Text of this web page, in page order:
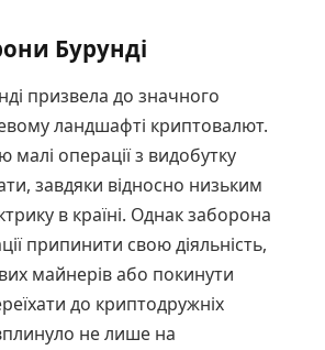
Бурунді
призвела до значного
ландшафті криптовалют.
операції з видобутку
завдяки відносно низьким
в країні. Однак заборона
припинити свою діяльність,
майнерів або покинути
до криптодружніх
не лише на